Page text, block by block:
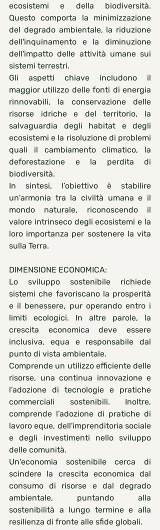
ecosistemi e della biodiversità.
Questo comporta la minimizzazione
del degrado ambientale, la riduzione
dell'inquinamento e la diminuzione
dell'impatto delle attività umane sui
sistemi terrestri.
Gli aspetti chiave includono il
maggior utilizzo delle fonti di energia
rinnovabili, la conservazione delle
risorse idriche e del territorio, la
salvaguardia degli habitat e degli
ecosistemi e la risoluzione di problemi
quali il cambiamento climatico, la
deforestazione e la perdita di
biodiversità.
In sintesi, l’obiettivo è stabilire
un'armonia tra la civiltà umana e il
mondo naturale, riconoscendo il
valore intrinseco degli ecosistemi e la
loro importanza per sostenere la vita
sulla Terra.
DIMENSIONE ECONOMICA:
Lo sviluppo sostenibile richiede
sistemi che favoriscano la prosperità
e il benessere, pur operando entro i
limiti ecologici. In altre parole, la
crescita economica deve essere
inclusiva, equa e responsabile dal
punto di vista ambientale.
Comprende un utilizzo efficiente delle
risorse, una continua innovazione e
l’adozione di tecnologie e pratiche
commerciali sostenibili. Inoltre,
comprende l’adozione di pratiche di
lavoro eque, dell'imprenditoria sociale
e degli investimenti nello sviluppo
delle comunità.
Un'economia sostenibile cerca di
scindere la crescita economica dal
consumo di risorse e dal degrado
ambientale, puntando alla
sostenibilità a lungo termine e alla
resilienza di fronte alle sfide globali.